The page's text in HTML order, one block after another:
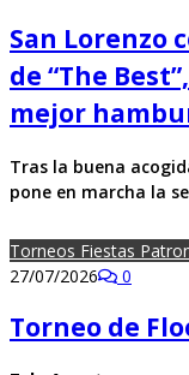
San Lorenzo
de “The
mejor
Tras la buena
pone en marcha la
Torneos Fiestas
27/07/2026
0
Torneo de